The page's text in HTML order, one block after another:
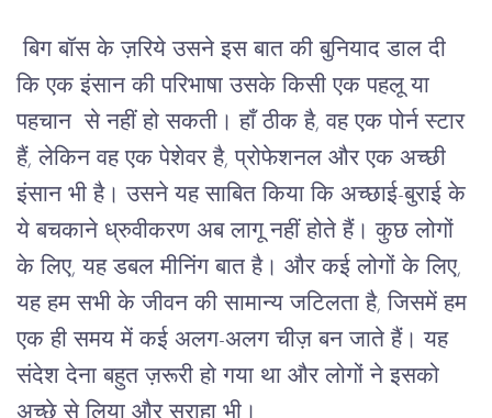
बिग बॉस के ज़रिये उसने इस बात की बुनियाद डाल दी
कि एक इंसान की परिभाषा उसके किसी एक पहलू या
पहचान से नहीं हो सकती। हाँ ठीक है, वह एक पोर्न स्टार
हैं, लेकिन वह एक पेशेवर है, प्रोफेशनल और एक अच्छी
इंसान भी है। उसने यह साबित किया कि अच्छाई-बुराई के
ये बचकाने ध्रुवीकरण अब लागू नहीं होते हैं। कुछ लोगों
के लिए, यह डबल मीनिंग बात है। और कई लोगों के लिए,
यह हम सभी के जीवन की सामान्य जटिलता है, जिसमें हम
एक ही समय में कई अलग-अलग चीज़ बन जाते हैं। यह
संदेश देना बहुत ज़रूरी हो गया था और लोगों ने इसको
अच्छे से लिया और सराहा भी।